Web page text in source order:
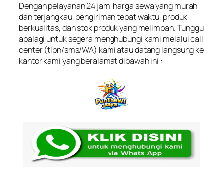
Dengan pelayanan 24 jam, harga sewa yang murah
dan terjangkau, pengiriman tepat waktu, produk
berkualitas, dan stok produk yang melimpah. Tunggu
apalagi untuk segera menghubungi kami melalui call
center (tlpn/sms/WA) kami atau datang langsung ke
kantor kami yang beralamat dibawah ini :